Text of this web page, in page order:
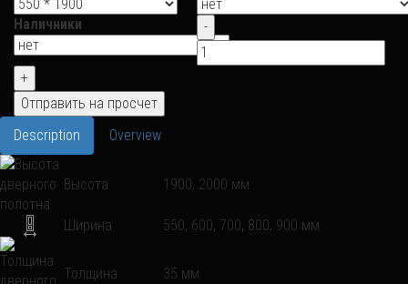
Наличники
Description Overview
Высота 1900, 2000 мм
Ширина 550, 600, 700, 800, 900 мм
Толщина 35 мм